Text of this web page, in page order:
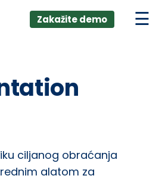
Zakažite demo
ciljanog obraćanja
alatom za